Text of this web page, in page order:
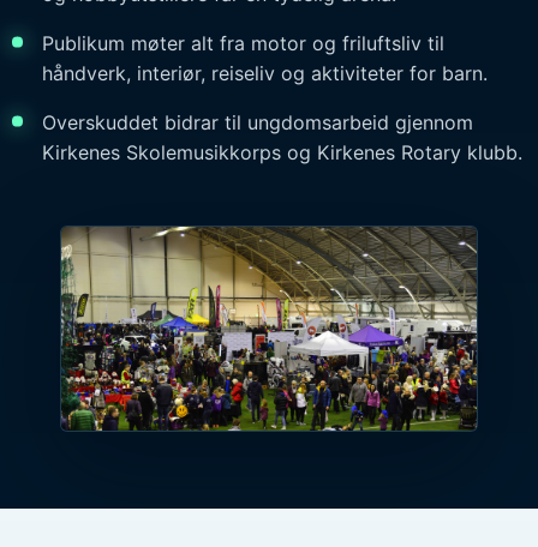
Publikum møter alt fra motor og friluftsliv til
håndverk, interiør, reiseliv og aktiviteter for barn.
Overskuddet bidrar til ungdomsarbeid gjennom
Kirkenes Skolemusikkorps og Kirkenes Rotary klubb.